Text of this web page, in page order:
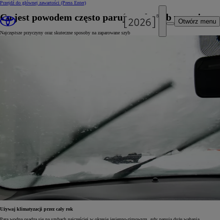
Przejdź do głównej zawartości (Press Enter)
Otwórz menu
Co jest powodem często parujących szyb w aucie
Najczęstsze przyczyny oraz skuteczne sposoby na zaparowane szyb
Używaj klimatyzacji przez cały rok